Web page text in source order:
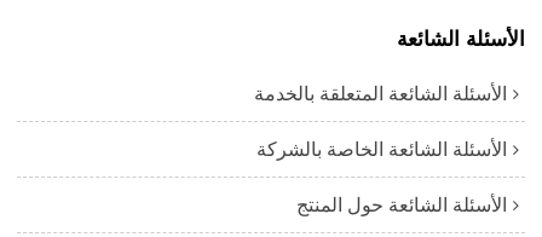
الأسئلة الشائعة
الأسئلة الشائعة المتعلقة بالخدمة
الأسئلة الشائعة الخاصة بالشركة
الأسئلة الشائعة حول المنتج